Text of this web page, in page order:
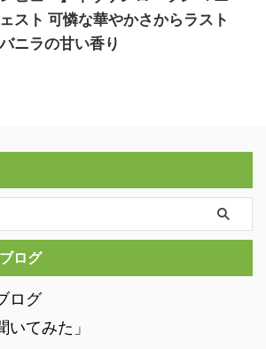
スト 可憐な華やかさからラスト
ニラの甘い香り
ログ
ログ
いてみた」